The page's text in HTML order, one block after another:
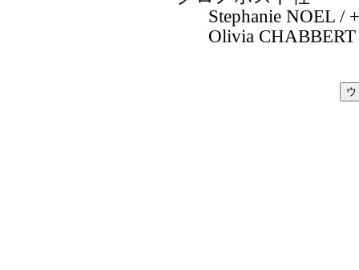
Stephanie NOEL /
Olivia